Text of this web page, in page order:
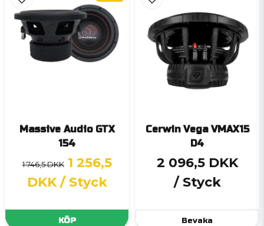
Massive Audio GTX
154
1 746,5 DKK 1 256,5
DKK / Styck
KÖP
Cerwin Vega VMAX15
D4
2 096,5 DKK
/ Styck
Bevaka